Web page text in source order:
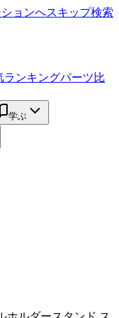
ョンへスキップ検索
ランキングパーツ比
学ぶ